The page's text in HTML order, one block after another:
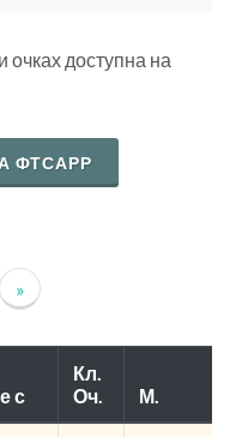
доступна на
ФТСАРР
»
с
Кл.
Оч.
М.